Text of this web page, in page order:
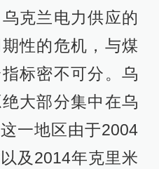
克兰电力供应的
性的危机，与煤
标密不可分。乌
大部分集中在乌
一地区由于2004
及2014年克里米